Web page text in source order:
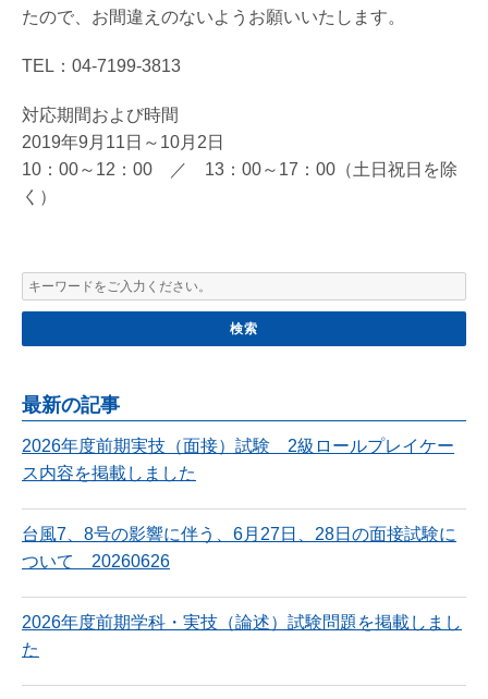
たので、お間違えのないようお願いいたします。
TEL：04-7199-3813
対応期間および時間
2019年9月11日～10月2日
10：00～12：00 ／ 13：00～17：00（土日祝日を除
く）
最新の記事
2026年度前期実技（面接）試験 2級ロールプレイケー
ス内容を掲載しました
台風7、8号の影響に伴う、6月27日、28日の面接試験に
ついて 20260626
2026年度前期学科・実技（論述）試験問題を掲載しまし
た